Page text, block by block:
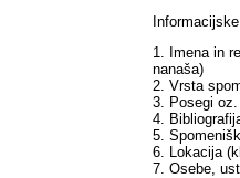
1. Imena in
nanaša)
2. Vrsta
3. Posegi
4.
5.
6. Lokacija
7. Osebe,